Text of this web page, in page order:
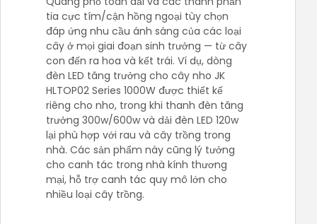
tia cực tím/cận hồng ngoại tùy chọn
đáp ứng nhu cầu ánh sáng của các loại
cây ở mọi giai đoạn sinh trưởng — từ cây
con đến ra hoa và kết trái. Ví dụ, dòng
đèn LED tăng trưởng cho cây nho JK
HLTOP02 Series 1000W được thiết kế
riêng cho nho, trong khi thanh đèn tăng
trưởng 300w/600w và dải đèn LED 120w
lại phù hợp với rau và cây trồng trong
nhà. Các sản phẩm này cũng lý tưởng
cho canh tác trong nhà kính thương
mại, hỗ trợ canh tác quy mô lớn cho
nhiều loại cây trồng.